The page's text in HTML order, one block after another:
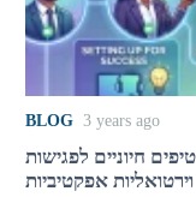
BLOG 3 years ago
חיוניים לפגישות
וירטואליות אפקטיביות